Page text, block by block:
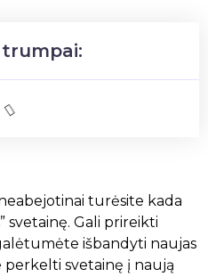
turėsite kada
svetainę. Gali prireikti
išbandyti naujas
svetainę į naują